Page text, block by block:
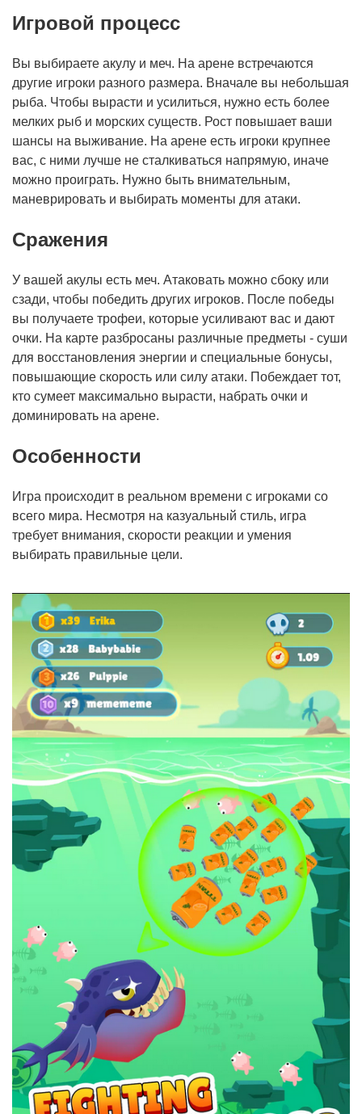
Игровой процесс
Вы выбираете акулу и меч. На арене встречаются
другие игроки разного размера. Вначале вы небольшая
рыба. Чтобы вырасти и усилиться, нужно есть более
мелких рыб и морских существ. Рост повышает ваши
шансы на выживание. На арене есть игроки крупнее
вас, с ними лучше не сталкиваться напрямую, иначе
можно проиграть. Нужно быть внимательным,
маневрировать и выбирать моменты для атаки.
Сражения
У вашей акулы есть меч. Атаковать можно сбоку или
сзади, чтобы победить других игроков. После победы
вы получаете трофеи, которые усиливают вас и дают
очки. На карте разбросаны различные предметы - суши
для восстановления энергии и специальные бонусы,
повышающие скорость или силу атаки. Побеждает тот,
кто сумеет максимально вырасти, набрать очки и
доминировать на арене.
Особенности
Игра происходит в реальном времени с игроками со
всего мира. Несмотря на казуальный стиль, игра
требует внимания, скорости реакции и умения
выбирать правильные цели.